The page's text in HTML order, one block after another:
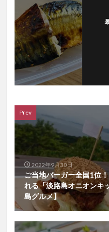
Prev
2022年9月30日
ご当地バーガー全国1位
れる「淡路島オニオンキ
島グルメ】